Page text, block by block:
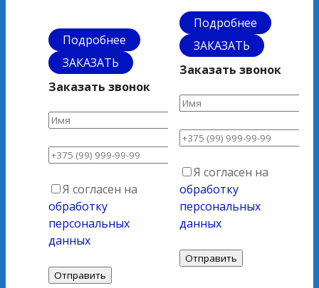
Подробнее
ЗАКАЗАТЬ
Заказать звонок
Я согласен на
обработку
персональных
данных
Подробнее
ЗАКАЗАТЬ
Заказать звонок
Я согласен на
обработку
персональных
данных